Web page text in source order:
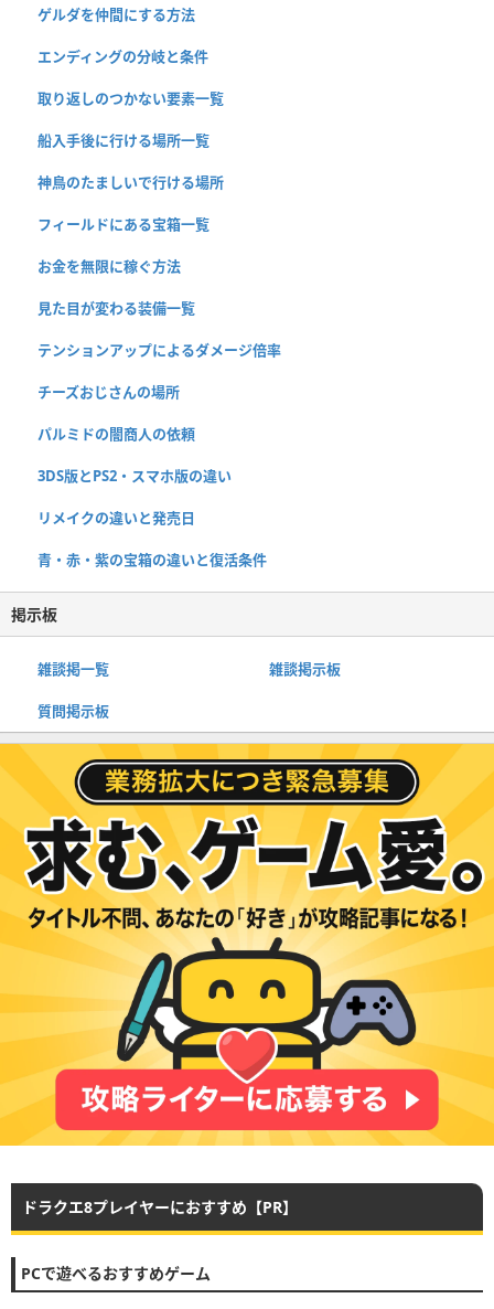
ゲルダを仲間にする方法
エンディングの分岐と条件
取り返しのつかない要素一覧
船入手後に行ける場所一覧
神鳥のたましいで行ける場所
フィールドにある宝箱一覧
お金を無限に稼ぐ方法
見た目が変わる装備一覧
テンションアップによるダメージ倍率
チーズおじさんの場所
パルミドの闇商人の依頼
3DS版とPS2・スマホ版の違い
リメイクの違いと発売日
青・赤・紫の宝箱の違いと復活条件
掲示板
雑談掲一覧 雑談掲示板
質問掲示板
ドラクエ8プレイヤーにおすすめ【PR】
PCで遊べるおすすめゲーム